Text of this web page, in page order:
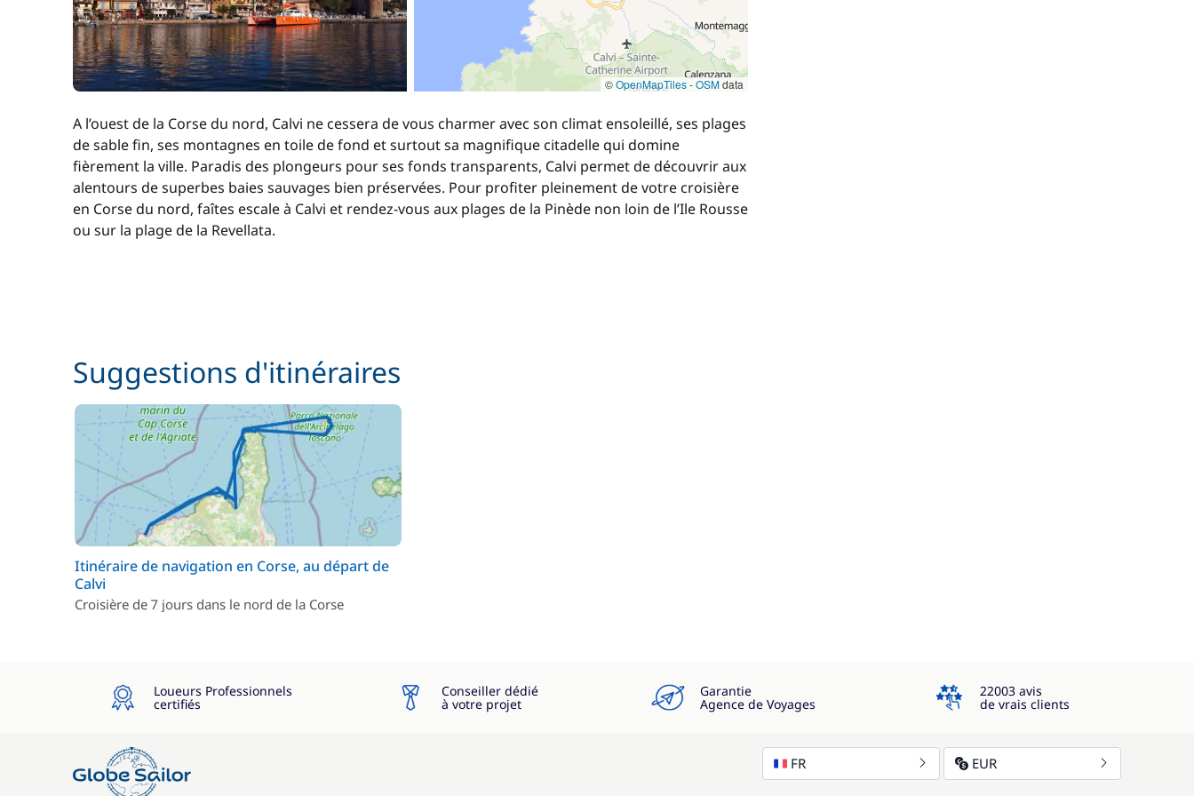
©OpenMapTiles-OSMdata
A l’ouest de la Corse du nord, Calvi ne cessera de vous charmer avec son climat ensoleillé, ses plages
de sable fin, ses montagnes en toile de fond et surtout sa magnifique citadelle qui domine
fièrement la ville. Paradis des plongeurs pour ses fonds transparents, Calvi permet de découvrir aux
alentours de superbes baies sauvages bien préservées. Pour profiter pleinement de votre croisière
en Corse du nord, faîtes escale à Calvi et rendez-vous aux plages de la Pinède non loin de l’Ile Rousse
ou sur la plage de la Revellata.
Suggestions d'itinéraires
Itinéraire de navigation en Corse, au départ de
Calvi
Croisière de 7 jours dans le nord de la Corse
Loueurs Professionnels
certifiés
Conseiller dédié
à votre projet
Garantie
Agence de Voyages
4.3
22003 avis
de vrais clients
FR EUR